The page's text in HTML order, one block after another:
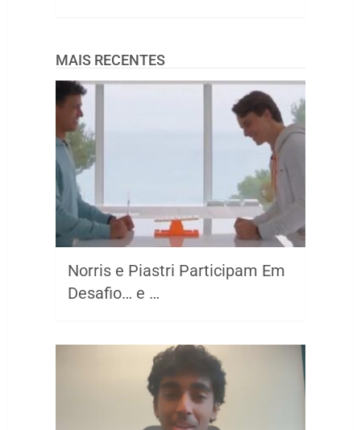
MAIS RECENTES
Norris e Piastri Participam Em
Desafio… e …